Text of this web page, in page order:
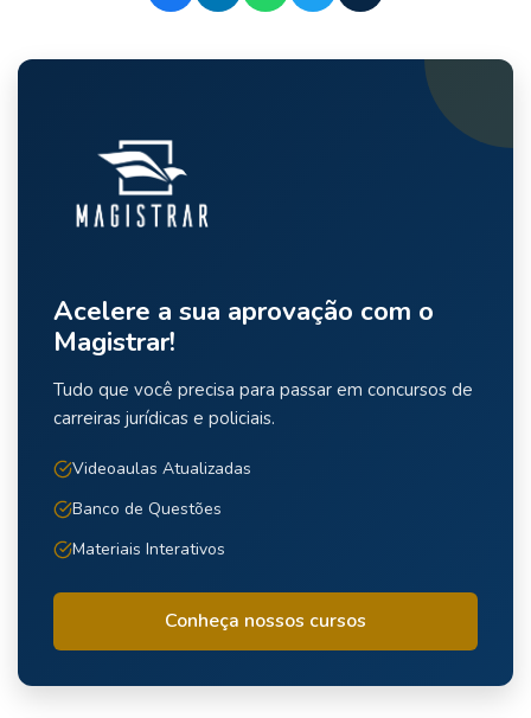
Acelere a sua aprovação com o
Magistrar!
Tudo que você precisa para passar em concursos de
carreiras jurídicas e policiais.
Videoaulas Atualizadas
Banco de Questões
Materiais Interativos
Conheça nossos cursos